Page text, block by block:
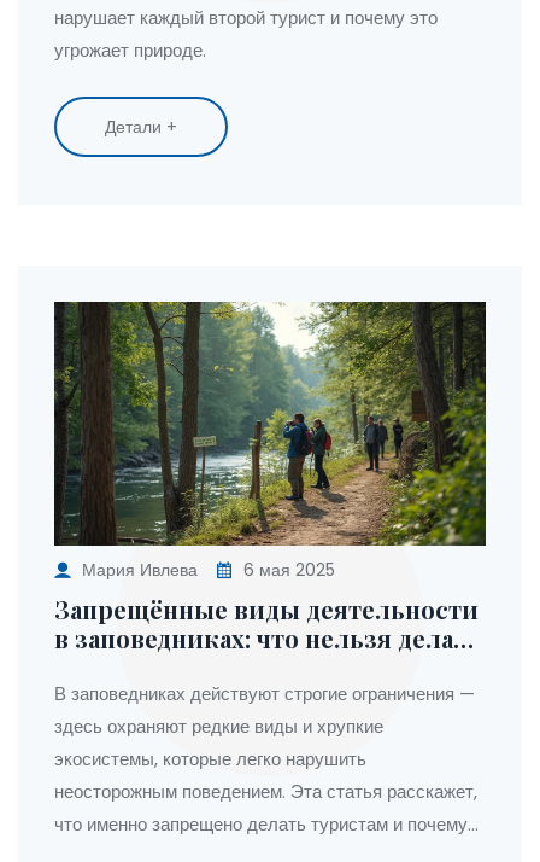
нарушает каждый второй турист и почему это
угрожает природе.
Детали +
Мария Ивлева 6 мая 2025
Запрещённые виды деятельности
в заповедниках: что нельзя делать
В заповедниках действуют строгие ограничения —
здесь охраняют редкие виды и хрупкие
экосистемы, которые легко нарушить
неосторожным поведением. Эта статья расскажет,
что именно запрещено делать туристам и почему